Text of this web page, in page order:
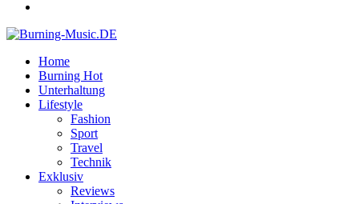
Home
Burning Hot
Unterhaltung
Lifestyle
Fashion
Sport
Travel
Technik
Exklusiv
Reviews